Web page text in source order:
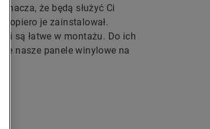
że będą służyć Ci
dopiero je zainstalował.
są łatwe w montażu. Do ich
nasze panele winylowe na